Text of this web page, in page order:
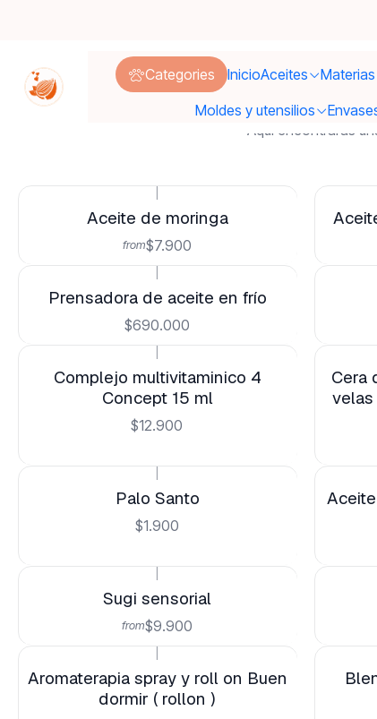
Categories InicioAceites
Moldes y utensilios
Aquí encontraras
Aceite de moringa
from$7.900
Prensadora de aceite en frío
$690.000
Complejo multivitaminico 4
Concept 15 ml
$12.900
Cera
Palo Santo
$1.900
Sugi sensorial
from$9.900
Aromaterapia spray y roll on Buen
dormir ( rollon )